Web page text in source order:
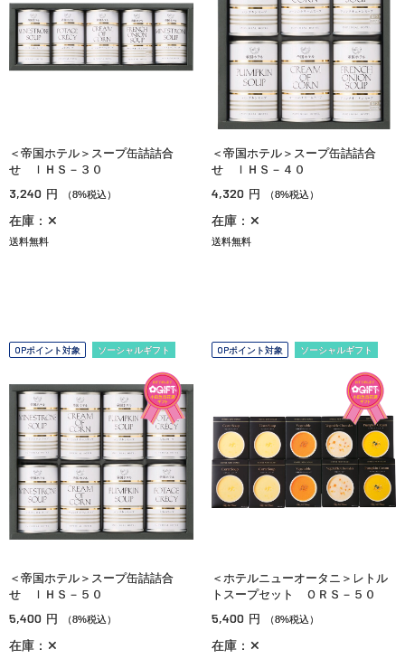
＜帝国ホテル＞スープ缶詰詰合
せ ＩＨＳ－３０
3,240 円 （8%税込）
在庫：✕
送料無料
＜帝国ホテル＞スープ缶詰詰合
せ ＩＨＳ－４０
4,320 円 （8%税込）
在庫：✕
送料無料
OPポイント対象 ソーシャルギフト
＜帝国ホテル＞スープ缶詰詰合
せ ＩＨＳ－５０
5,400 円 （8%税込）
在庫：✕
OPポイント対象 ソーシャルギフト
＜ホテルニューオータニ＞レトル
トスープセット ＯＲＳ－５０
5,400 円 （8%税込）
在庫：✕